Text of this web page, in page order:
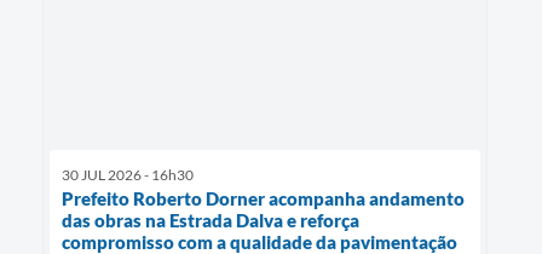
30 JUL 2026 - 16h30
Prefeito Roberto Dorner acompanha andamento
das obras na Estrada Dalva e reforça
compromisso com a qualidade da pavimentação